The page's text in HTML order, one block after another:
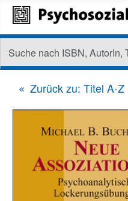
Zurück zu: Titel A-Z